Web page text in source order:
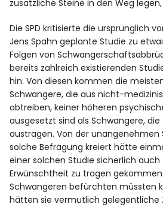
zusätzliche Steine in den Weg legen,
Die SPD kritisierte die ursprünglich
Jens Spahn geplante Studie zu
Folgen von
bereits zahlreich existierenden
hin. Von diesen kommen die
Schwangere, die aus nicht-
abtreiben, keiner höheren
ausgesetzt sind als Schwangere,
austragen. Von der unangenehmen
solche Befragung kreiert hätte
einer solchen Studie sicherlich auch
Erwünschtheit zu tragen
Schwangeren befürchten müssten
hätten sie vermutlich gelegentliche